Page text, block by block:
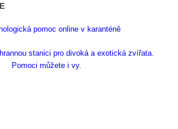
stanici pro divoká a exotická zvířata.
Pomoci můžete i vy.